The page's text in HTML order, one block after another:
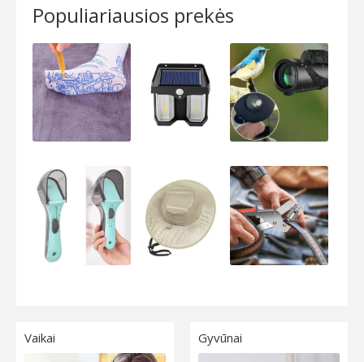
Prekių grąžinimas
Privatumo apsauga ir slapukai
Sample Page
Special Offer
Taisyklės ir nuostatos
Populiariausios prekės
Vaikai Gyvūnai